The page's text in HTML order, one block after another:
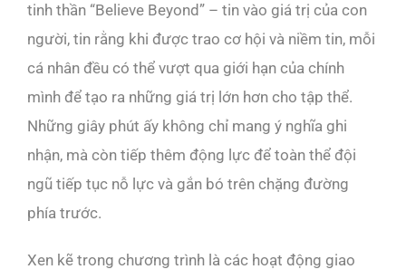
tinh thần “Believe Beyond” – tin vào giá trị của con
người, tin rằng khi được trao cơ hội và niềm tin, mỗi
cá nhân đều có thể vượt qua giới hạn của chính
mình để tạo ra những giá trị lớn hơn cho tập thể.
Những giây phút ấy không chỉ mang ý nghĩa ghi
nhận, mà còn tiếp thêm động lực để toàn thể đội
ngũ tiếp tục nỗ lực và gắn bó trên chặng đường
phía trước.
Xen kẽ trong chương trình là các hoạt động giao